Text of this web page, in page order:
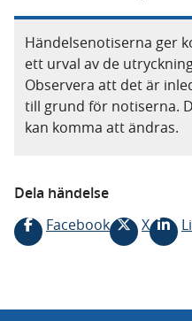
Händelsenotiserna ger
ett urval av de
Observera att det är
till grund för notiserna.
kan komma att ändras.
Dela händelse
Facebook
X